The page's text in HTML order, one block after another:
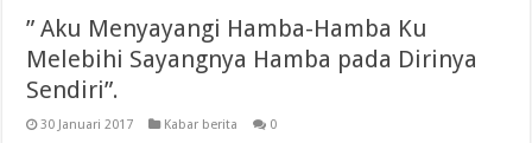
” Aku Menyayangi Hamba-Hamba Ku
Melebihi Sayangnya Hamba pada Dirinya
Sendiri”.
30 Januari 2017 Kabar berita 0